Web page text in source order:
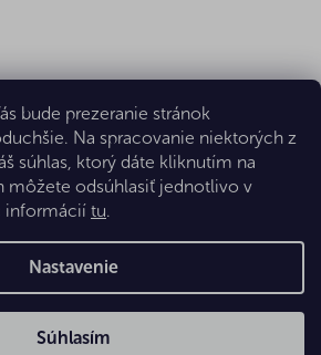
bude prezeranie stránok
Na spracovanie niektorých z
súhlas, ktorý dáte kliknutím na
môžete odsúhlasiť jednotlivo v
informácií tu.
Nastavenie
Súhlasím
Shoptet Premium
Diana Company, spol. s r.o.. Všetky
práva vyhradené.